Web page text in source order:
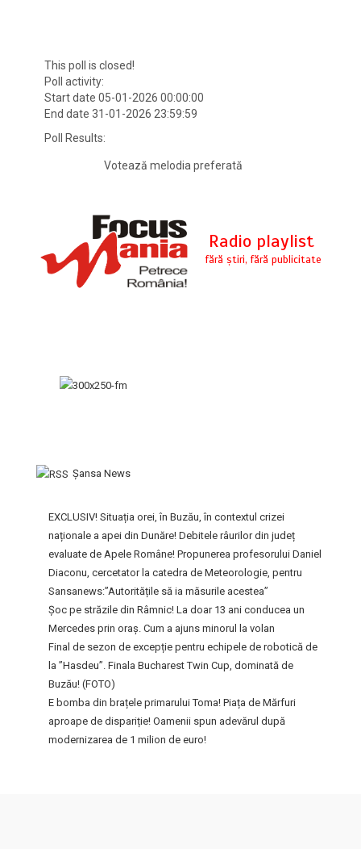
This poll is closed!
Poll activity:
Start date 05-01-2026 00:00:00
End date 31-01-2026 23:59:59
Poll Results:
Votează melodia preferată
Şansa News
EXCLUSIV! Situația orei, în Buzău, în contextul crizei
naționale a apei din Dunăre! Debitele râurilor din județ
evaluate de Apele Române! Propunerea profesorului Daniel
Diaconu, cercetator la catedra de Meteorologie, pentru
Sansanews:”Autoritățile să ia măsurile acestea”
Șoc pe străzile din Râmnic! La doar 13 ani conducea un
Mercedes prin oraș. Cum a ajuns minorul la volan
Final de sezon de excepție pentru echipele de robotică de
la ”Hasdeu”. Finala Bucharest Twin Cup, dominată de
Buzău! (FOTO)
E bomba din brațele primarului Toma! Piața de Mărfuri
aproape de dispariție! Oamenii spun adevărul după
modernizarea de 1 milion de euro!